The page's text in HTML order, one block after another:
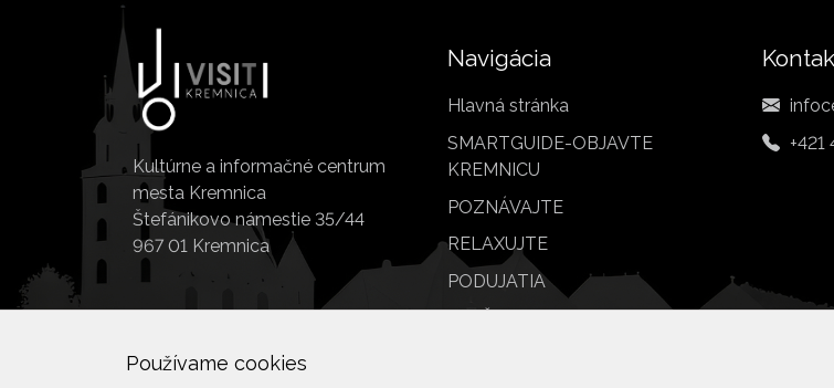
Používame cookies
Kultúrne a informačné centrum
mesta Kremnica
Štefánikovo námestie 35/44
967 01 Kremnica
Navigácia
Hlavná stránka
SMARTGUIDE-OBJAVTE
KREMNICU
POZNÁVAJTE
RELAXUJTE
PODUJATIA
+421